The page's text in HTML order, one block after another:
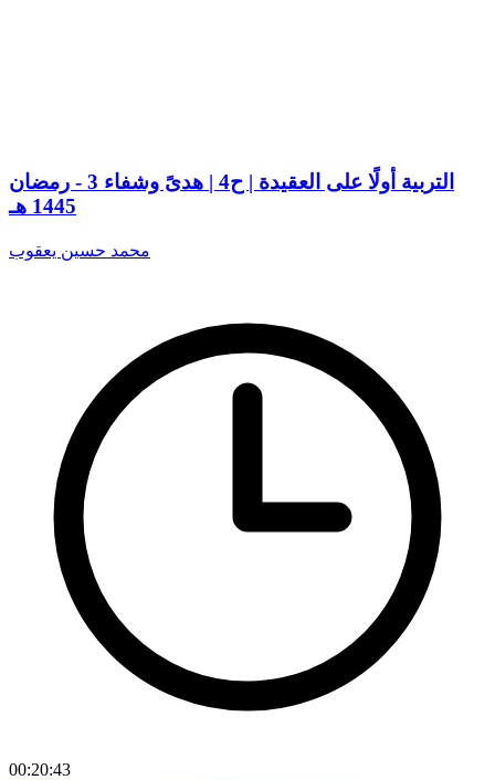
التربية أولًا على العقيدة | ح4 | هدىً وشفاء 3 - رمضان
1445 هـ
محمد حسين يعقوب
00:20:43